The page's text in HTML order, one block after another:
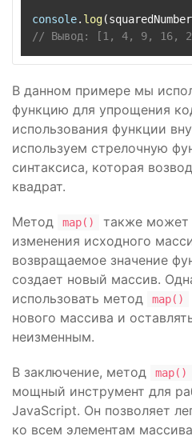
console. log
// Вывод: [1, 4, 9, 16,
В данном примере мы
функцию для упрощения
использования функции
используем стрелочную
синтаксиса, которая
квадрат.
Метод map()
также может
изменения исходного
возвращаемое значение
создает новый массив.
использовать метод
map()
нового массива и
неизменным.
В заключение, метод map()
мощный инструмент для
JavaScript. Он позволяет
ко всем элементам